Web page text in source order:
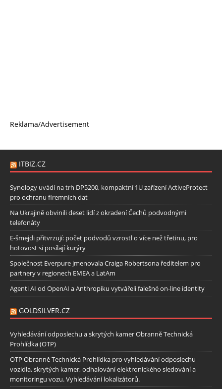
Reklama/Advertisement
ITBIZ.CZ
Synology uvádí na trh DP5200, kompaktní 1U zařízení ActiveProtect
pro ochranu firemních dat
Na Ukrajině obvinili deset lidí z okradení Čechů podvodnými
telefonáty
E-šmejdi přitvrzují: počet podvodů vzrostl o více než třetinu, pro
hotovost si posílají kurýry
Společnost Everpure jmenovala Craiga Robertsona ředitelem pro
partnery v regionech EMEA a LatAm
Agenti AI od OpenAI a Anthropiku vytvářeli falešné on-line identity
GOLDSILVER.CZ
Vyhledávání odposlechu a skrytých kamer Obranně Technická
Prohlídka (OTP)
OTP Obranně Technická Prohlídka pro vyhledávání odposlechu
vozidla, skrytých kamer, odhalování elektronického sledování a
monitoringu vozu. Vyhledávání lokalizátorů.